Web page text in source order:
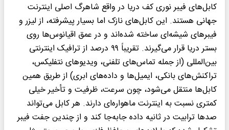
کابل‌های فیبر نوری کف دریا در واقع شاهرگ اصلی اینترنت
جهانی هستند. این کابل‌های نازک اما بسیار پیشرفته، از لیزر و
فیبرهای شیشه‌ای ساخته شده‌اند و در عمق اقیانوس‌ها روی
بستر دریا قرار می‌گیرند. تقریباً ۹۹ درصد از ترافیک اینترنتی
بین‌المللی (از جمله تماس‌های تلفنی، ویدیوهای نتفلیکس،
تراکنش‌های بانکی، ایمیل‌ها و داده‌های ابری) از طریق همین
کابل‌ها منتقل می‌شود، چون سرعت، ظرفیت و تأخیر خیلی
کمتری نسبت به اینترنت ماهواره‌ای دارند. هر کابل می‌تواند
صدها ترابیت در ثانیه داده جابه‌جا کند و از چندین جفت فیبر